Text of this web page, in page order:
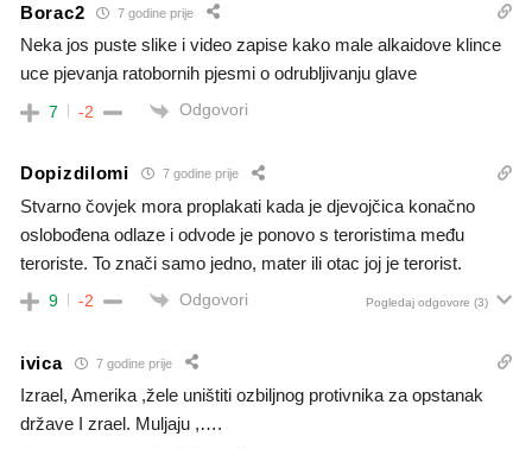
Borac2 7 godine prije
Neka jos puste slike i video zapise kako male alkaidove klince
uce pjevanja ratobornih pjesmi o odrubljivanju glave
7 -2 Odgovori
Dopizdilomi 7 godine prije
Stvarno čovjek mora proplakati kada je djevojčica konačno
oslobođena odlaze i odvode je ponovo s teroristima među
teroriste. To znači samo jedno, mater ili otac joj je terorist.
9 -2 Odgovori Pogledaj odgovore (3)
ivica 7 godine prije
Izrael, Amerika ,žele uništiti ozbiljnog protivnika za opstanak
države I zrael. Muljaju ,….